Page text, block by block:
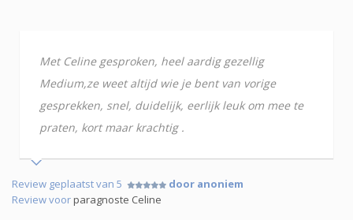
Met Celine gesproken, heel aardig gezellig
Medium,ze weet altijd wie je bent van vorige
gesprekken, snel, duidelijk, eerlijk leuk om mee te
praten, kort maar krachtig .
Review geplaatst van 5
door anoniem
Review voorparagnoste Celine